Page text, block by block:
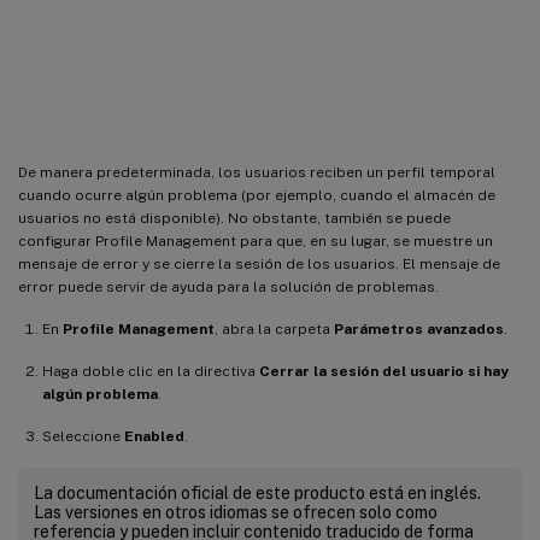
De manera predeterminada, los usuarios reciben un perfil temporal
cuando ocurre algún problema (por ejemplo, cuando el almacén de
usuarios no está disponible). No obstante, también se puede
configurar Profile Management para que, en su lugar, se muestre un
mensaje de error y se cierre la sesión de los usuarios. El mensaje de
error puede servir de ayuda para la solución de problemas.
En Profile Management , abra la carpeta Parámetros avanzados
Haga doble clic en la directiva Cerrar la sesión del usuario si hay
algún problema
Seleccione Enabled
La documentación oficial de este producto está en inglés.
Las versiones en otros idiomas se ofrecen solo como
referencia y pueden incluir contenido traducido de forma